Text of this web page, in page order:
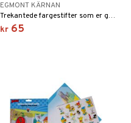
EGMONT KÄRNAN
Trekantede fargestifter som er gripevennlige.
kr 65